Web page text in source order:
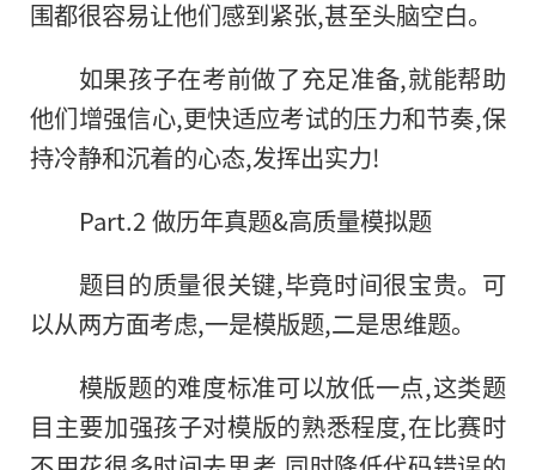
围都很容易让他们感到紧张,甚至头脑空白。
如果孩子在考前做了充足准备,就能帮助
他们增强信心,更快适应考试的压力和节奏,保
持冷静和沉着的心态,发挥出实力!
Part.2 做历年真题&高质量模拟题
题目的质量很关键,毕竟时间很宝贵。可
以从两方面考虑,一是模版题,二是思维题。
模版题的难度标准可以放低一点,这类题
目主要加强孩子对模版的熟悉程度,在比赛时